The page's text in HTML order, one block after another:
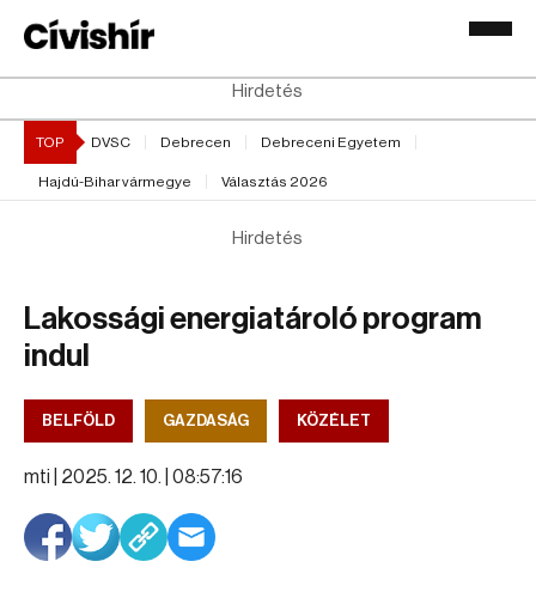
Hirdetés
TOP DVSC Debrecen Debreceni Egyetem
Hajdú-Bihar vármegye Választás 2026
Hirdetés
Lakossági energiatároló program
indul
BELFÖLD GAZDASÁG KÖZÉLET
mti | 2025. 12. 10. | 08:57:16